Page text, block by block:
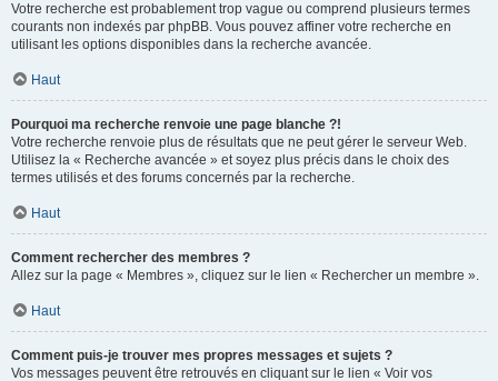
Votre recherche est probablement trop vague ou comprend plusieurs termes
courants non indexés par phpBB. Vous pouvez affiner votre recherche en
utilisant les options disponibles dans la recherche avancée.
Haut
Pourquoi ma recherche renvoie une page blanche ?!
Votre recherche renvoie plus de résultats que ne peut gérer le serveur Web.
Utilisez la « Recherche avancée » et soyez plus précis dans le choix des
termes utilisés et des forums concernés par la recherche.
Haut
Comment rechercher des membres ?
Allez sur la page « Membres », cliquez sur le lien « Rechercher un membre ».
Haut
Comment puis-je trouver mes propres messages et sujets ?
Vos messages peuvent être retrouvés en cliquant sur le lien « Voir vos